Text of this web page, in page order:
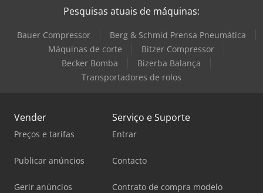
Pesquisas atuais de máquinas:
Bauer Compressor
Berg & Schmid Prensa Pneumática
Máquinas de corte
Bitzer Compressor
Becker Bomba
Bizerba Balança
Transportadores de rolos
Vender
Preços e tarifas
Publicar anúncios
Gerir anúncios
Serviço e Suporte
Entrar
Contacto
Contrato de compra modelo